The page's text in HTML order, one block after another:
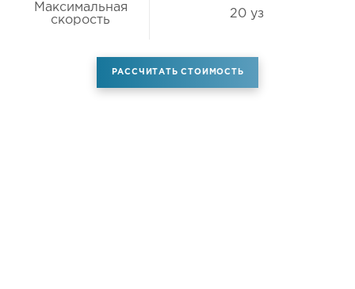
Максимальная
скорость
20 уз
РАССЧИТАТЬ СТОИМОСТЬ